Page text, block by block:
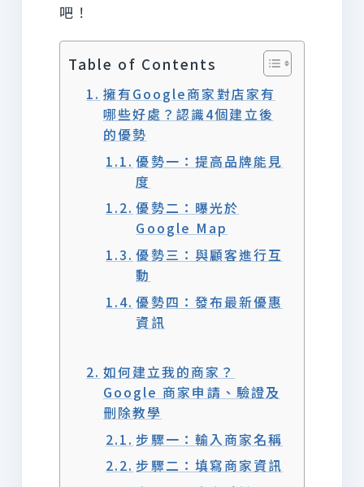
吧！
Table of Contents
擁有Google商家對店家有
哪些好處？認識4個建立後
的優勢
優勢一：提高品牌能見
度
優勢二：曝光於
Google Map
優勢三：與顧客進行互
動
優勢四：發布最新優惠
資訊
如何建立我的商家？
Google 商家申請、驗證及
刪除教學
步驟一：輸入商家名稱
步驟二：填寫商家資訊